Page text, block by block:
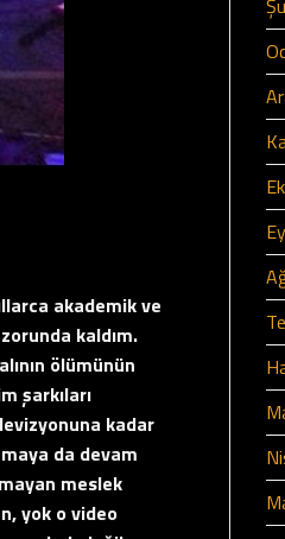
akademik ve
kaldım.
ölümünün
şarkıları
kadar
da devam
meslek
yok o video